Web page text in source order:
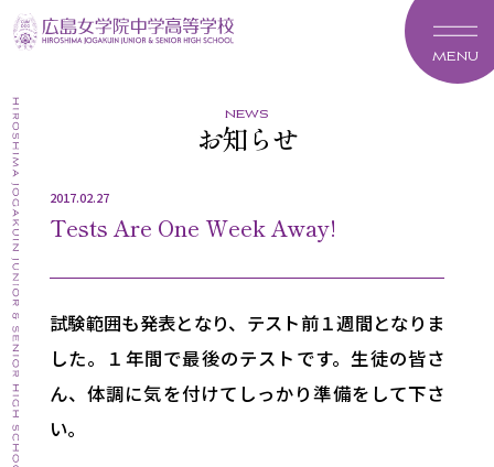
MENU
news
お知らせ
2017.02.27
Tests Are One Week Away!
試験範囲も発表となり、テスト前１週間となりま
した。１年間で最後のテストです。生徒の皆さ
ん、体調に気を付けてしっかり準備をして下さ
い。